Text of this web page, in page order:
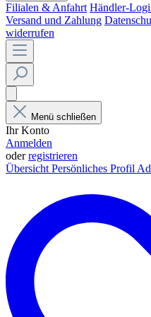
Filialen & Anfahrt Händler-
Versand und Zahlung
widerrufen
Menü schließen
Ihr Konto
Anmelden
oderregistrieren
Übersicht Persönliches Profil